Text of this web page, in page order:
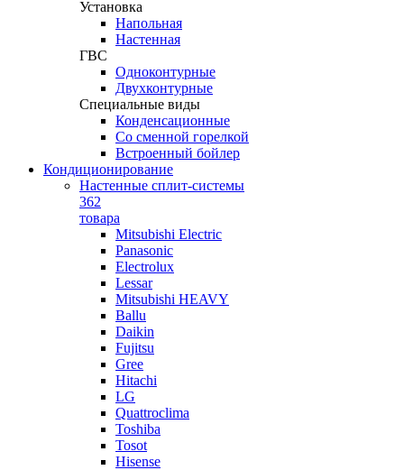
Установка
Напольная
Настенная
ГВС
Одноконтурные
Двухконтурные
Специальные виды
Конденсационные
Со сменной горелкой
Встроенный бойлер
Кондиционирование
Настенные сплит-системы
362
товара
Mitsubishi Electric
Panasonic
Electrolux
Lessar
Mitsubishi HEAVY
Ballu
Daikin
Fujitsu
Gree
Hitachi
LG
Quattroclima
Toshiba
Tosot
Hisense